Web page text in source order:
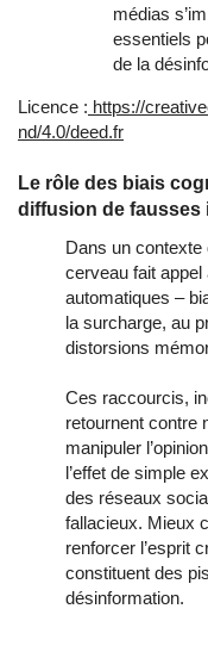
médias
essentiels
de la
Licence : https://
nd/4.0/deed.fr
Le rôle des biais
diffusion de fausses
Dans un contexte
cerveau fait
automatiques –
la surcharge, au
distorsions
Ces raccourcis,
retournent contre
manipuler
l’effet de simple
des réseaux
fallacieux. Mieux
renforcer l’esprit
constituent des
désinformation.